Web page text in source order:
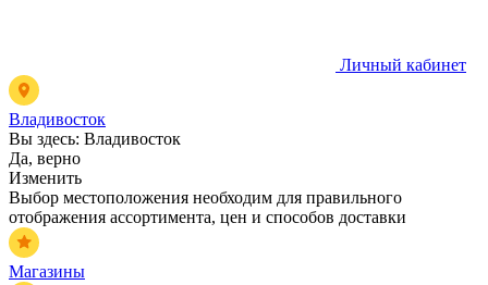
Личный кабинет
Владивосток
Вы здесь: Владивосток
Да, верно
Изменить
Выбор местоположения необходим для правильного
отображения ассортимента, цен и способов доставки
Магазины